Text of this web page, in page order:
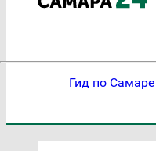
Гид по Самаре